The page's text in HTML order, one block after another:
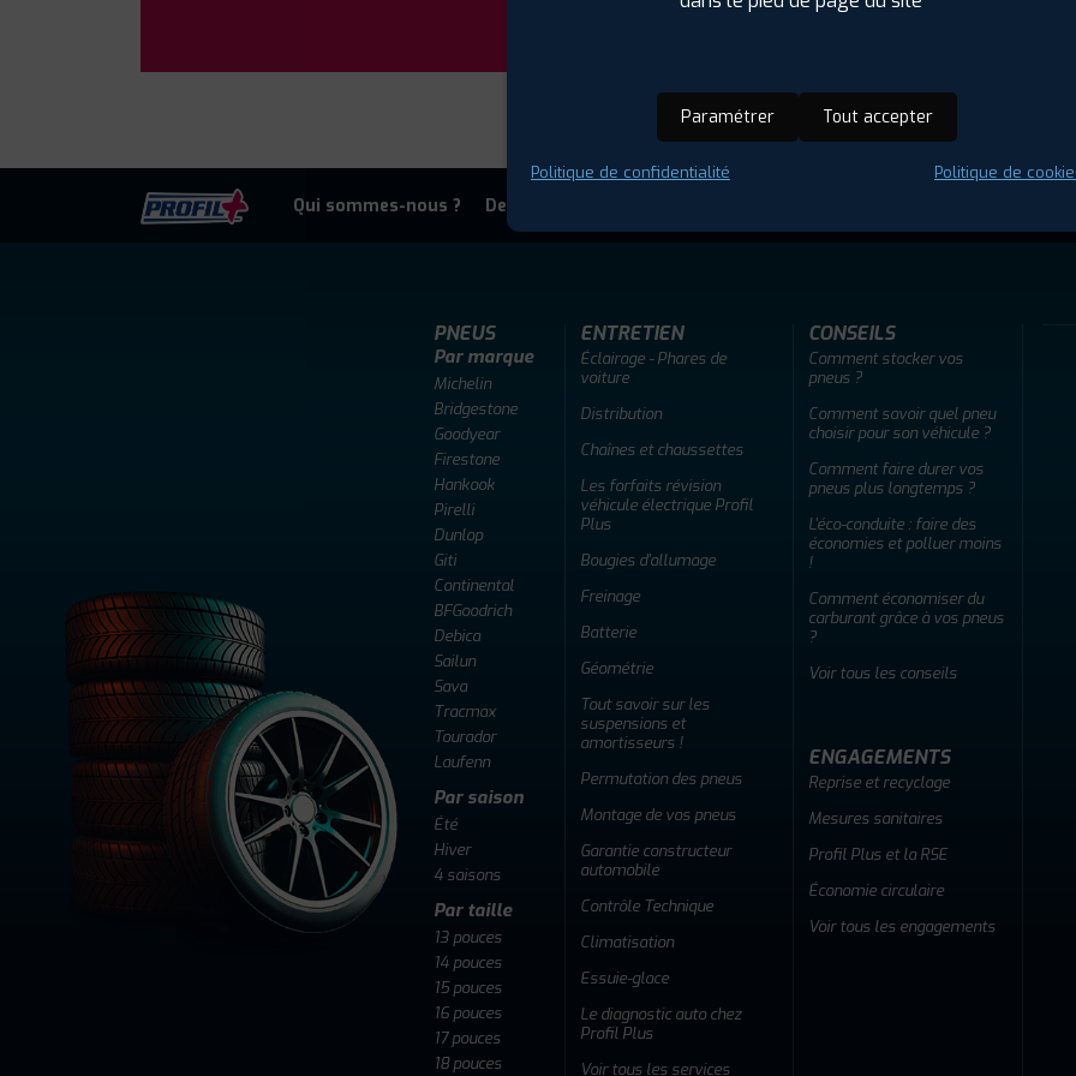
Qui sommes-nous ? Devenir adherent
PNEUS
Par marque
Michelin
Bridgestone
Goodyear
Firestone
Hankook
Pirelli
Dunlop
Giti
Continental
BFGoodrich
Debica
Sailun
Sava
Tracmax
Tourador
Laufenn
Par saison
Été
Hiver
4 saisons
Par taille
13 pouces
14 pouces
15 pouces
16 pouces
17 pouces
18 pouces
ENTRETIEN
Éclairage - Phares de
voiture
Distribution
Chaînes et chaussettes
Les forfaits révision
véhicule électrique Profil
Plus
Bougies d'allumage
Freinage
Batterie
Géométrie
Tout savoir sur les
suspensions et
amortisseurs !
Permutation des pneus
Montage de vos pneus
Garantie constructeur
automobile
Contrôle Technique
Climatisation
Essuie-glace
Le diagnostic auto chez
Profil Plus
Voir tous les services
CONSEILS
Comment stocker vos
pneus ?
Comment savoir quel pneu
choisir pour son véhicule ?
Comment faire durer vos
pneus plus longtemps ?
L'éco-conduite : faire des
économies et polluer moins
!
Comment économiser du
carburant grâce à vos pneus
?
Voir tous les conseils
ENGAGEMENTS
Reprise et recyclage
Mesures sanitaires
Profil Plus et la RSE
Économie circulaire
Voir tous les engagements
Paramétrer Tout accepter
Politique de confidentialité Politique de